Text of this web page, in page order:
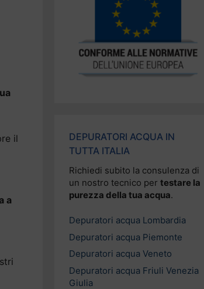
il
a
DEPURATORI ACQUA IN
TUTTA ITALIA
Richiedi subito la consulenza di
un nostro tecnico per testare la
purezza della tua acqua.
Depuratori acqua Lombardia
Depuratori acqua Piemonte
Depuratori acqua Veneto
Depuratori acqua Friuli Venezia
Giulia